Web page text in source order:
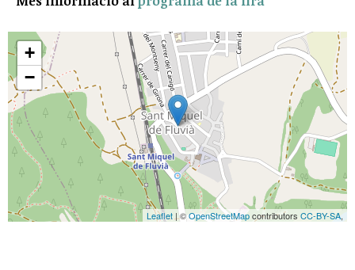
+
−
Leaflet | ©OpenStreetMapcontributors CC-BY-SA,